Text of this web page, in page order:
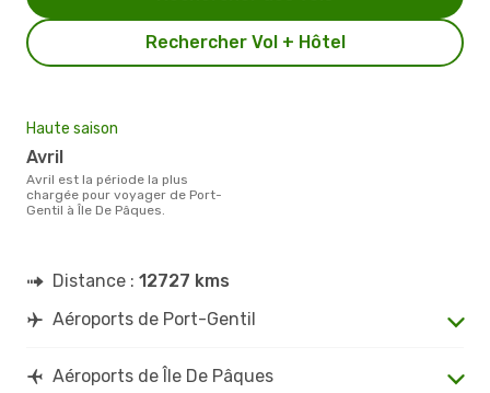
Rechercher Vol + Hôtel
Haute saison
avril
avril est la période la plus
chargée pour voyager de Port-
Gentil à Île De Pâques.
Distance : 12727 kms
Aéroports de Port-Gentil
Aéroports de Île De Pâques